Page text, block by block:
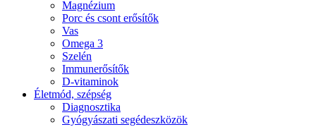
Magnézium
Porc és csont erősítők
Vas
Omega 3
Szelén
Immunerősítők
D-vitaminok
Életmód, szépség
Diagnosztika
Gyógyászati segédeszközök